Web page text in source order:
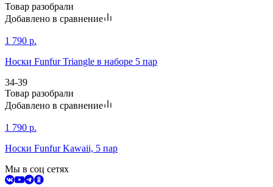
Товар разобрали
Добавлено в сравнение
1 790 р.
Носки Funfur Triangle в наборе 5 пар
34-39
Товар разобрали
Добавлено в сравнение
1 790 р.
Носки Funfur Kawaii, 5 пар
Мы в соц сетях